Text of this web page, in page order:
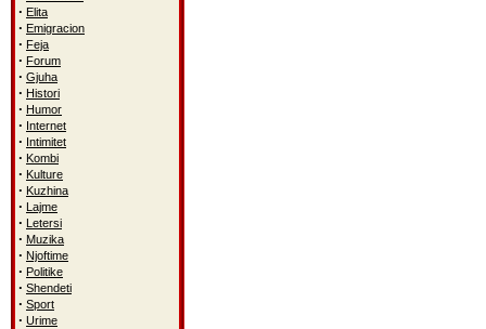
· Elita
· Emigracion
· Feja
· Forum
· Gjuha
· Histori
· Humor
· Internet
· Intimitet
· Kombi
· Kulture
· Kuzhina
· Lajme
· Letersi
· Muzika
· Njoftime
· Politike
· Shendeti
· Sport
· Urime